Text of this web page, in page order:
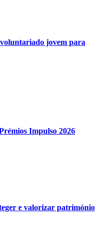
jovem para
Impulso 2026
e valorizar património